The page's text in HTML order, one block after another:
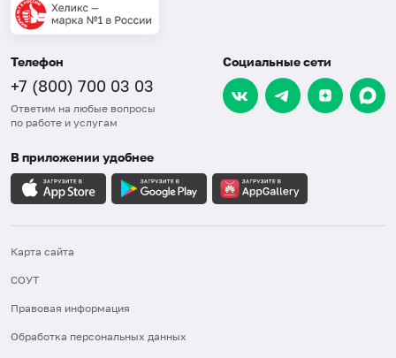
Телефон
+7 (800) 700 03 03
Ответим на любые вопросы
по работе и услугам
Социальные сети
В приложении удобнее
Карта сайта
СОУТ
Правовая информация
Обработка персональных данных